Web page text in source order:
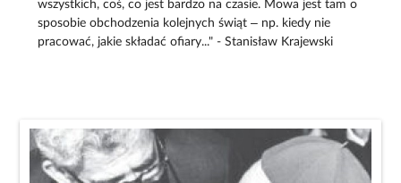
wszystkich, coś, co jest bardzo na czasie. Mowa jest tam o
sposobie obchodzenia kolejnych świąt – np. kiedy nie
pracować, jakie składać ofiary..." - Stanisław Krajewski